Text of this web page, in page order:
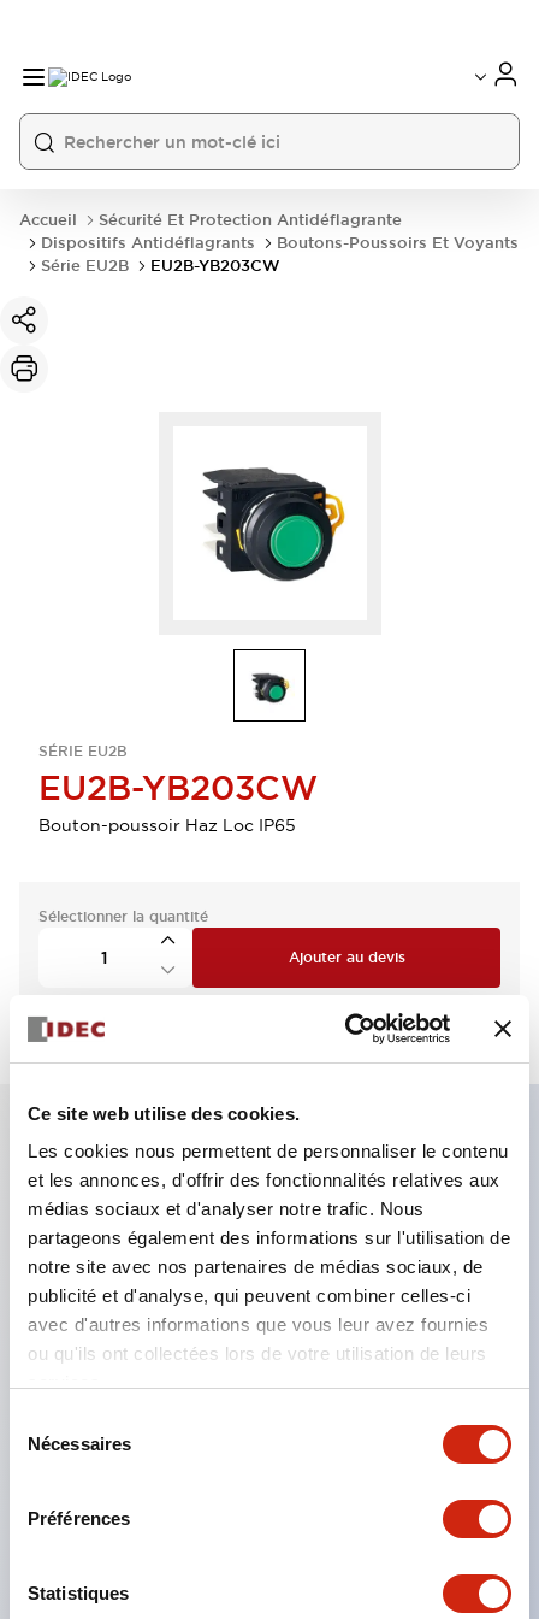
Ce site web utilise des cookies.
Les cookies nous permettent de personnaliser le contenu
et les annonces, d'offrir des fonctionnalités relatives aux
médias sociaux et d'analyser notre trafic. Nous
partageons également des informations sur l'utilisation de
notre site avec nos partenaires de médias sociaux, de
publicité et d'analyse, qui peuvent combiner celles-ci
avec d'autres informations que vous leur avez fournies
ou qu'ils ont collectées lors de votre utilisation de leurs
Nécessaires
Préférences
Statistiques
Accueil
Sécurité Et Protection Antidéflagrante
Dispositifs Antidéflagrants
Boutons-Poussoirs Et Voyants
Série EU2B
EU2B-YB203CW
SÉRIE EU2B
EU2B-YB203CW
Bouton-poussoir Haz Loc IP65
Sélectionner la quantité
Ajouter au devis
Caractéristiques clés
Applicable dans les atmosphères potentiellement
explosives
Classé Classe I, Zone 1
Homologations mondiales (UL, ATEX, CE)
Interrupteurs sélecteurs disponibles avec levier ou
Bornes à vis sécurisées contre les contacts